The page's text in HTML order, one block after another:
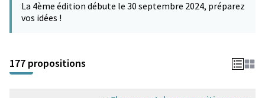
−
La 4ème édition débute le 30 septembre 2024, préparez
vos idées !
177 propositions